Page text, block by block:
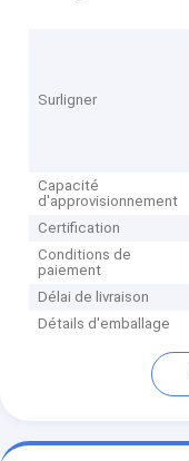
Surligner
Capacité
d'approvisionnement
Certification
Conditions de
paiement
Délai de livraison
Détails d'emballage